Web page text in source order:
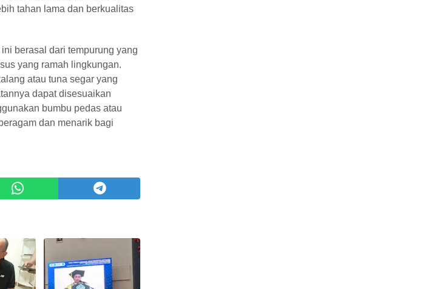
tahan lama dan berkualitas
berasal dari tempurung yang
yang ramah lingkungan.
atau tuna segar yang
dapat disesuaikan
bumbu pedas atau
dan menarik bagi